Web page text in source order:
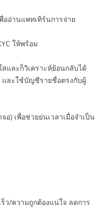
ออ่านแพทเทิร์นการจ่าย
ให้พร้อม
และก็วิเคราะห์ย้อนกลับได้
และใช้บัญชีรายชื่อตรงกับผู้
) เพื่อช่วยย่นเวลาเมื่อจำเป็น
ว/ความถูกต้องแน่ใจ ลดการ